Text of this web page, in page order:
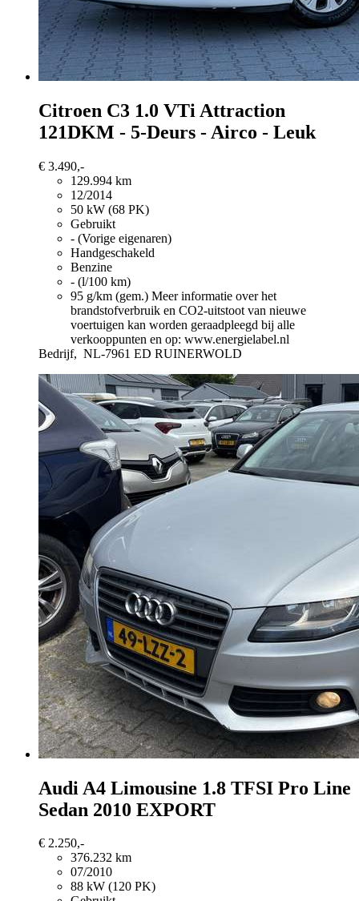
Citroen C3 1.0 VTi Attraction
121DKM - 5-Deurs - Airco - Leuk
€ 3.490,-
129.994 km
12/2014
50 kW (68 PK)
Gebruikt
- (Vorige eigenaren)
Handgeschakeld
Benzine
- (l/100 km)
95 g/km (gem.) Meer informatie over het
brandstofverbruik en CO2-uitstoot van nieuwe
voertuigen kan worden geraadpleegd bij alle
verkooppunten en op: www.energielabel.nl
Bedrijf, NL-7961 ED RUINERWOLD
Audi A4 Limousine 1.8 TFSI Pro Line
Sedan 2010 EXPORT
€ 2.250,-
376.232 km
07/2010
88 kW (120 PK)